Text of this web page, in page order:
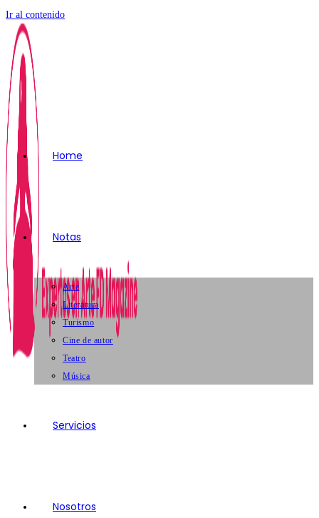
Ir al contenido
Home
Notas
Arte
Literatura
Turismo
Cine de autor
Teatro
Música
Servicios
Nosotros